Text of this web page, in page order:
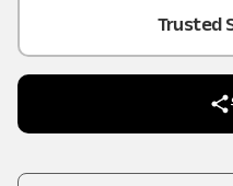
Trusted